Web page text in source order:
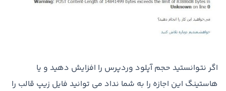
اگر نتوانستید حجم آپلود وردپرس را افزایش دهید و یا
هاستینگ این اجازه را به شما نداد می توانید فایل زیپ قالب را